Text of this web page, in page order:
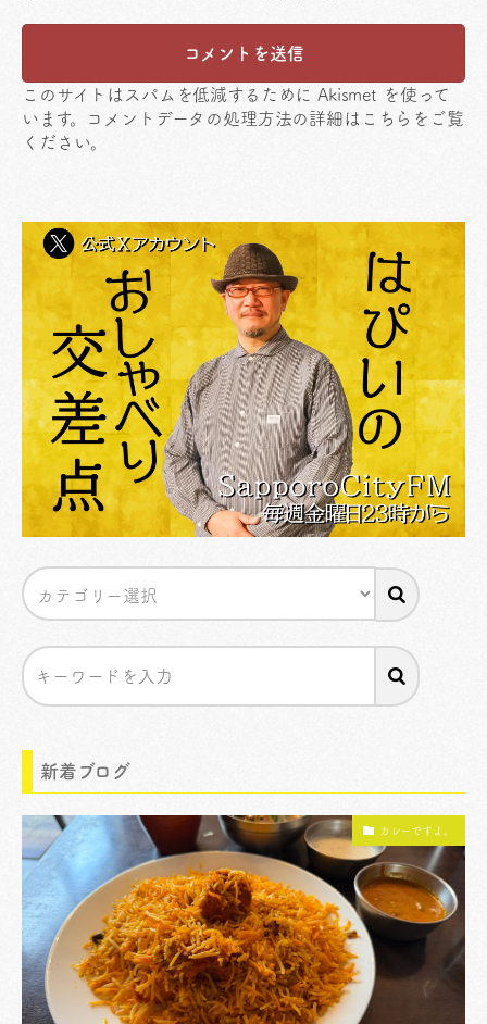
このサイトはスパムを低減するために Akismet を使って
います。
コメントデータの処理方法の詳細はこちらをご覧
ください。
新着ブログ
カレーですよ。